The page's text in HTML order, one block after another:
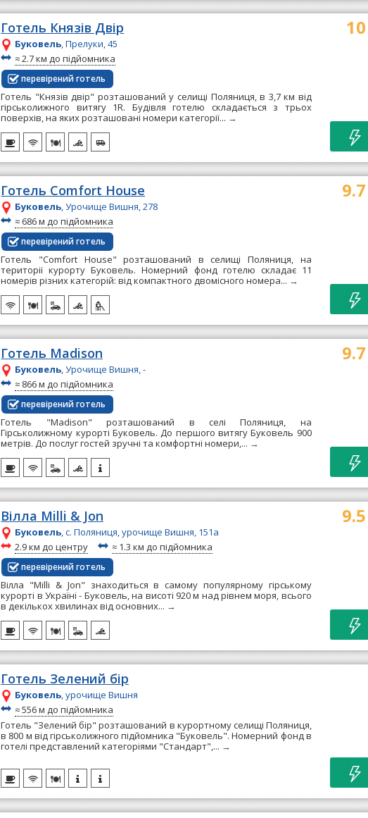
Готель Князів Двір
Буковель, Прелуки, 45
~
≈2.7 км до підйомника
перевірений готель
Готель "Князів двір" розташований у селищі Поляниця, в 3,7 км від
гірськолижного витягу 1R. Будівля готелю складається з трьох
поверхів, на яких розташовані номери категорії... →
10
Готель Comfort House
Буковель, Урочище Вишня, 278
~
≈ 686 м до підйомника
перевірений готель
Готель "Comfort House" розташований в селищі Поляниця, на
території курорту Буковель. Номерний фонд готелю складає 11
номерів різних категорій: від компактного двомісного номера... →
9.7
Готель Madison
Буковель, Урочище Вишня, -
~
≈ 866 м до підйомника
перевірений готель
Готель "Madison" розташований в селі Поляниця, на
Гірськолижному курорті Буковель. До першого витягу Буковель 900
метрів. До послуг гостей зручні та комфортні номери,... →
9.7
Вілла Milli & Jon
Буковель, с. Поляниця, урочище Вишня, 151а
~
2.9 км до центру ~ ≈ 1.3 км до підйомника
перевірений готель
Вілла "Milli & Jon" знаходиться в самому популярному гірському
курорті в Україні - Буковель, на висоті 920 м над рівнем моря, всього
в декількох хвилинах від основних... →
9.5
Готель Зелений бір
Буковель, урочище Вишня
~
≈556 м до підйомника
Готель "Зелений бір" розташований в курортному селищі Поляниця,
в 800 м від гірськолижного підйомника "Буковель". Номерний фонд в
готелі представлений категоріями "Стандарт",... →